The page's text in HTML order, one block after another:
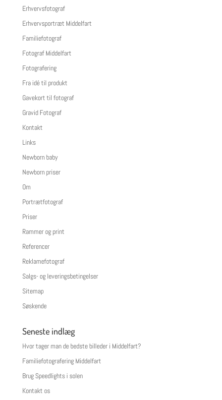
Erhvervsfotograf
Erhvervsportræt Middelfart
Familiefotograf
Fotograf Middelfart
Fotografering
Fra idé til produkt
Gavekort til fotograf
Gravid Fotograf
Kontakt
Links
Newborn baby
Newborn priser
Om
Portrætfotograf
Priser
Rammer og print
Referencer
Reklamefotograf
Salgs- og leveringsbetingelser
Sitemap
Søskende
Seneste indlæg
Hvor tager man de bedste billeder i Middelfart?
Familiefotografering Middelfart
Brug Speedlights i solen
Kontakt os